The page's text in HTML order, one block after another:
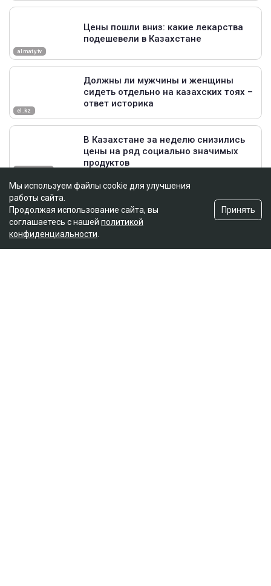
Мы используем файлы cookie для улучшения
работы сайта.
Продолжая использование сайта, вы
соглашаетесь с нашей политикой
конфиденциальности
Принять